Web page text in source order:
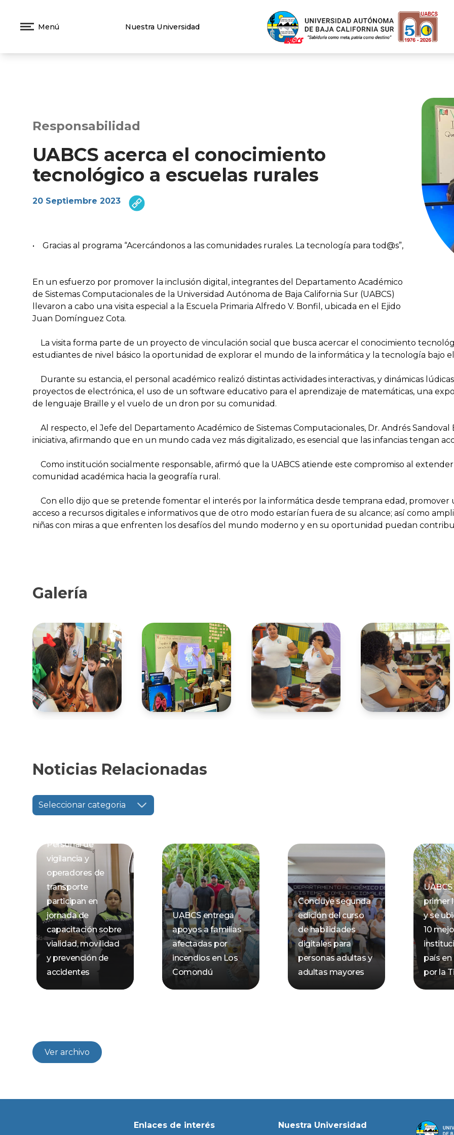
Menú Nuestra Universidad
Responsabilidad
UABCS acerca el conocimiento
tecnológico a escuelas rurales
20 Septiembre 2023
• Gracias al programa “Acercándonos a las comunidades rurales. La tecnología para tod@s”,
En un esfuerzo por promover la inclusión digital, integrantes del Departamento Académico
de Sistemas Computacionales de la Universidad Autónoma de Baja California Sur (UABCS)
llevaron a cabo una visita especial a la Escuela Primaria Alfredo V. Bonfil, ubicada en el Ejido
Juan Domínguez Cota.
La visita forma parte de un proyecto de vinculación social que busca acercar el conocimiento
estudiantes de nivel básico la oportunidad de explorar el mundo de la informática y la tecnología bajo
Durante su estancia, el personal académico realizó distintas actividades interactivas, y dinámicas
proyectos de electrónica, el uso de un software educativo para el aprendizaje de matemáticas, una
de lenguaje Braille y el vuelo de un dron por su comunidad.
Al respecto, el Jefe del Departamento Académico de Sistemas Computacionales, Dr. Andrés Sandoval
iniciativa, afirmando que en un mundo cada vez más digitalizado, es esencial que las infancias tengan
Como institución socialmente responsable, afirmó que la UABCS atiende este compromiso al
comunidad académica hacia la geografía rural.
Con ello dijo que se pretende fomentar el interés por la informática desde temprana edad, promover
acceso a recursos digitales e informativos que de otro modo estarían fuera de su alcance; así como
niñas con miras a que enfrenten los desafíos del mundo moderno y en su oportunidad puedan
Galería
Noticias Relacionadas
Seleccionar categoria
Personal de
vigilancia y
operadores de
transporte
participan en
jornada de
capacitación sobre
vialidad, movilidad
y prevención de
accidentes
UABCS entrega
apoyos a familias
afectadas por
incendios en Los
Comondú
Concluye segunda
edición del curso
de habilidades
digitales para
personas adultas y
adultas mayores
primer
y se
10
país en
por la
Ver archivo
Enlaces de interés Nuestra Universidad